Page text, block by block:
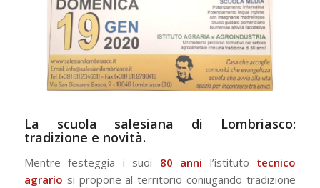
La scuola salesiana di Lombriasco:
tradizione e novità.
Mentre festeggia i suoi 80 anni l’istituto tecnico
agrario si propone al territorio coniugando tradizione